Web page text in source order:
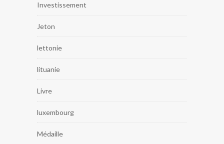
Investissement
Jeton
lettonie
lituanie
Livre
luxembourg
Médaille